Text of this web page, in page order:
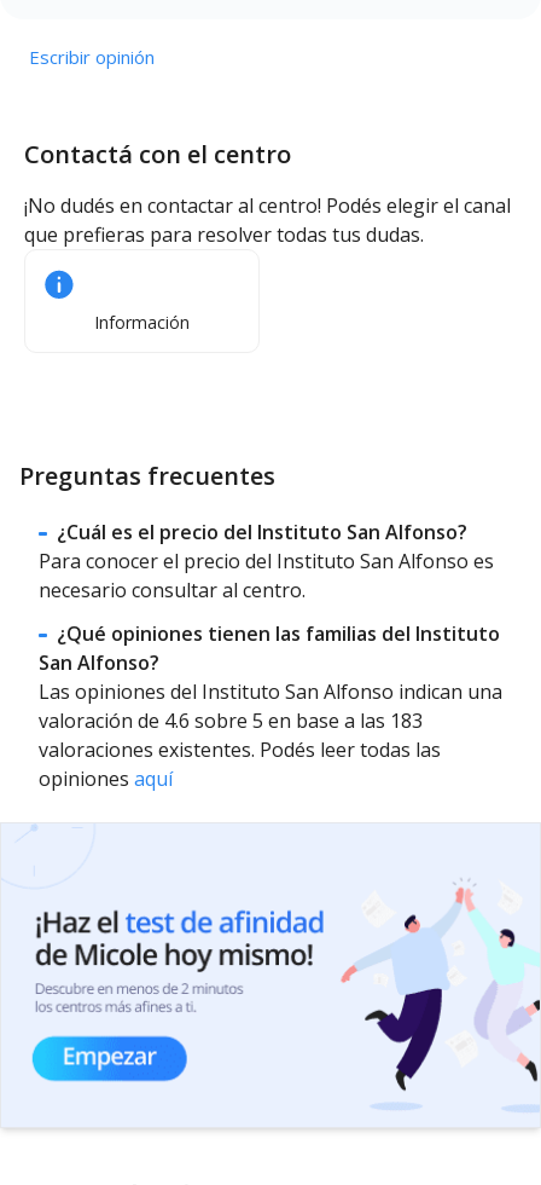
Escribir opinión
Contactá con el centro
¡No dudés en contactar al centro! Podés elegir el canal
que prefieras para resolver todas tus dudas.
Información
Preguntas frecuentes
¿Cuál es el precio del Instituto San Alfonso?
Para conocer el precio del Instituto San Alfonso es
necesario consultar al centro.
¿Qué opiniones tienen las familias del Instituto
San Alfonso?
Las opiniones del Instituto San Alfonso indican una
valoración de 4.6 sobre 5 en base a las 183
valoraciones existentes. Podés leer todas las
opiniones aquí